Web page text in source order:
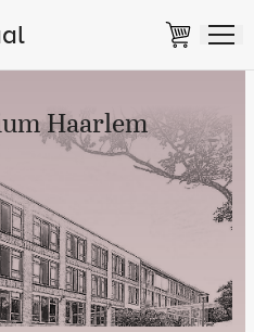
Haarlem